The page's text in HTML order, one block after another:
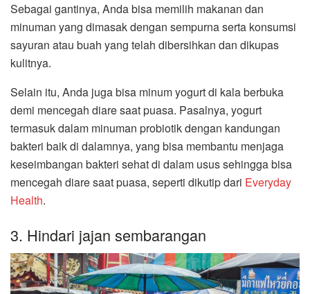
Sebagai gantinya, Anda bisa memilih makanan dan
minuman yang dimasak dengan sempurna serta konsumsi
sayuran atau buah yang telah dibersihkan dan dikupas
kulitnya.
Selain itu, Anda juga bisa minum yogurt di kala berbuka
demi mencegah diare saat puasa. Pasalnya, yogurt
termasuk dalam minuman probiotik dengan kandungan
bakteri baik di dalamnya, yang bisa membantu menjaga
keseimbangan bakteri sehat di dalam usus sehingga bisa
mencegah diare saat puasa, seperti dikutip dari Everyday
Health.
3. Hindari jajan sembarangan